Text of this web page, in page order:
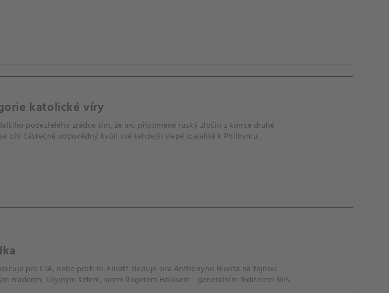
katolické víry
podezřelého zrádce tím, že mu připomene ruský zločin z konce druhé
cítí částečně odpovědný kvůli své tehdejší slepé loajalitě k Philbymu.
pro CIA, nebo proti ní. Elliott sleduje sira Anthonyho Blunta na tajnou
zrádcem, Lilyiným šéfem, sirem Rogerem Hollisem - generálním ředitelem Mi5.